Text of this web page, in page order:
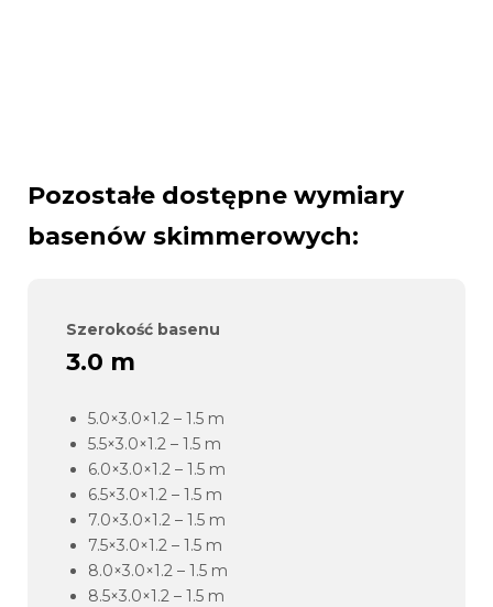
Pozostałe dostępne wymiary
basenów skimmerowych:
Szerokość basenu
3.0 m
5.0×3.0×1.2 – 1.5 m
5.5×3.0×1.2 – 1.5 m
6.0×3.0×1.2 – 1.5 m
6.5×3.0×1.2 – 1.5 m
7.0×3.0×1.2 – 1.5 m
7.5×3.0×1.2 – 1.5 m
8.0×3.0×1.2 – 1.5 m
8.5×3.0×1.2 – 1.5 m